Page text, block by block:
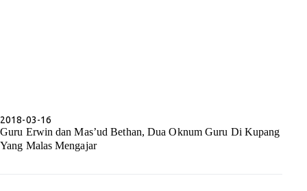
2018-03-16
Guru Erwin dan Mas’ud Bethan, Dua Oknum Guru Di Kupang
Yang Malas Mengajar